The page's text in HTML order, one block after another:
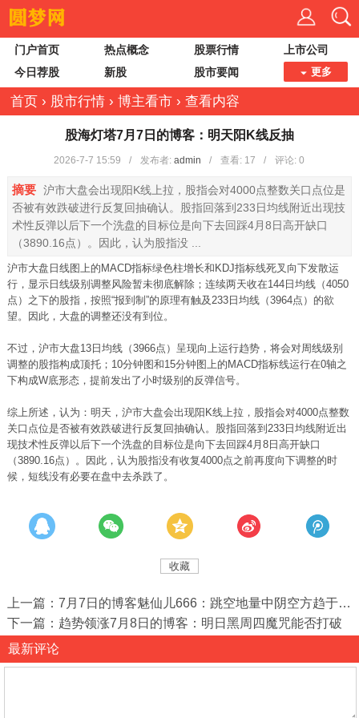
门户首页 热点概念 股票行情
上市公司
今日荐股
新股 股市要闻 更多
首页 › 股市行情 › 博主看市 › 查看内容
股海灯塔7月7日的博客：明天阳K线反抽
2026-7-7 15:59 / 发布者:admin / 查看: 17 / 评论: 0
摘要 沪市大盘会出现阳K线上拉，股指会对4000点整数关口点位是
否被有效跌破进行反复回抽确认。股指回落到233日均线附近出现技
术性反弹以后下一个洗盘的目标位是向下去回踩4月8日高开缺口
（3890.16点）。因此，认为股指没 ...
沪市大盘日线图上的MACD指标绿色柱增长和KDJ指标线死叉向下发散运
行，显示日线级别调整风险暂未彻底解除；连续两天收在144日均线（4050
点）之下的股指，按照“报到制”的原理有触及233日均线（3964点）的欲
望。因此，大盘的调整还没有到位。
不过，沪市大盘13日均线（3966点）呈现向上运行趋势，将会对周线级别
调整的股指构成顶托；10分钟图和15分钟图上的MACD指标线运行在0轴之
下构成W底形态，提前发出了小时级别的反弹信号。
综上所述，认为：明天，沪市大盘会出现阳K线上拉，股指会对4000点整数
关口点位是否被有效跌破进行反复回抽确认。股指回落到233日均线附近出
现技术性反弹以后下一个洗盘的目标位是向下去回踩4月8日高开缺口
（3890.16点）。因此，认为股指没有收复4000点之前再度向下调整的时
候，短线没有必要在盘中去杀跌了。
收藏
上一篇：7月7日的博客魅仙儿666：跳空地量中阴空方趋于衰竭
下一篇：趋势领涨7月8日的博客：明日黑周四魔咒能否打破
最新评论